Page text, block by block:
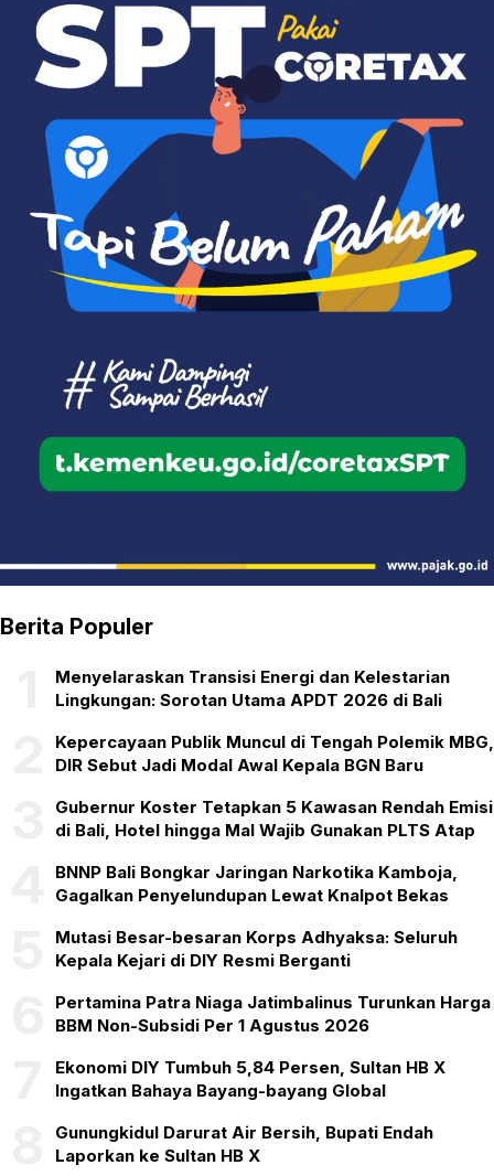
Berita Populer
Menyelaraskan Transisi Energi dan Kelestarian
Lingkungan: Sorotan Utama APDT 2026 di Bali
Kepercayaan Publik Muncul di Tengah Polemik MBG,
DIR Sebut Jadi Modal Awal Kepala BGN Baru
Gubernur Koster Tetapkan 5 Kawasan Rendah Emisi
di Bali, Hotel hingga Mal Wajib Gunakan PLTS Atap
BNNP Bali Bongkar Jaringan Narkotika Kamboja,
Gagalkan Penyelundupan Lewat Knalpot Bekas
Mutasi Besar-besaran Korps Adhyaksa: Seluruh
Kepala Kejari di DIY Resmi Berganti
Pertamina Patra Niaga Jatimbalinus Turunkan Harga
BBM Non-Subsidi Per 1 Agustus 2026
Ekonomi DIY Tumbuh 5,84 Persen, Sultan HB X
Ingatkan Bahaya Bayang-bayang Global
Gunungkidul Darurat Air Bersih, Bupati Endah
Laporkan ke Sultan HB X